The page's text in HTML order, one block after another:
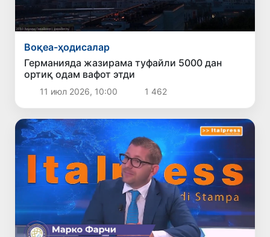
Воқеа-ҳодисалар
Германияда жазирама туфайли 5000 дан
ортиқ одам вафот этди
11 июл 2026, 10:00 1 462